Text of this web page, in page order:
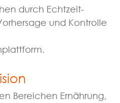
durch Echtzeit-
und Kontrolle
Bereichen Ernährung,